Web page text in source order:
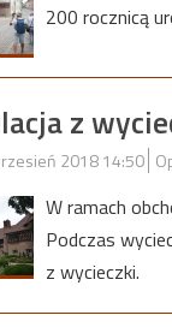
200 rocznicą
z
2018 14:50
W ramach
Podczas
z wycieczki.